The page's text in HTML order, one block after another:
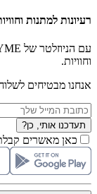
רעיונות למתנות
וחוויות.
אנחנו מבטיחים
תעדכנו אותי, כן?
כאן מאשרים